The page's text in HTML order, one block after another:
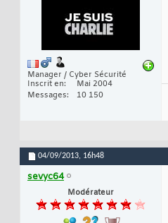
Manager / Cyber Sécurité
Inscrit en
Mai 2004
Messages
10 150
04/09/2013, 16h48
sevyc64
Modérateur